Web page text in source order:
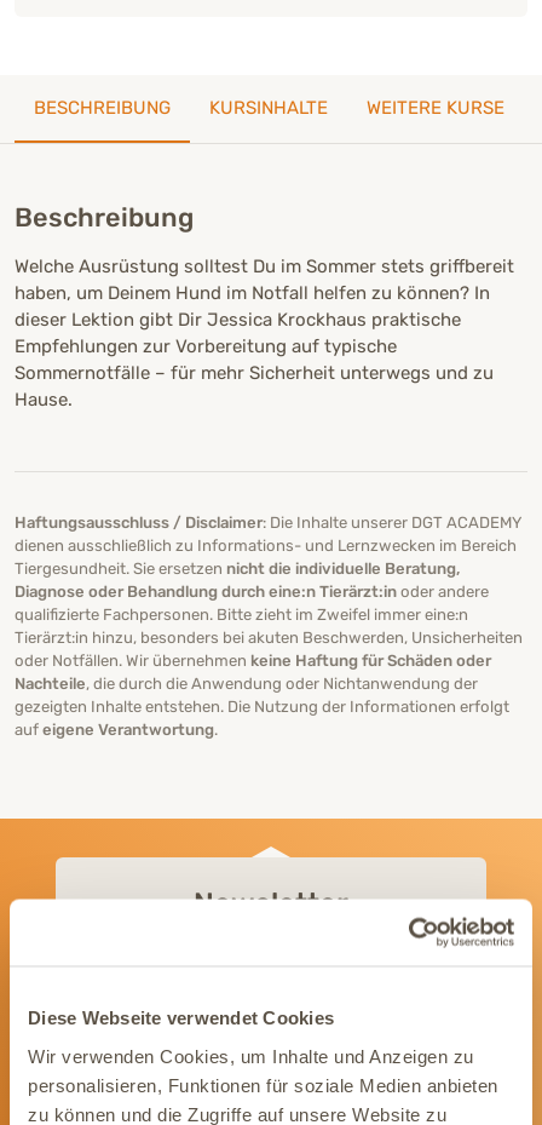
Diese Webseite verwendet Cookies
Wir verwenden Cookies, um Inhalte und Anzeigen zu
personalisieren, Funktionen für soziale Medien anbieten
zu können und die Zugriffe auf unsere Website zu
BESCHREIBUNG KURSINHALTE WEITERE KURSE
Beschreibung
Welche Ausrüstung solltest Du im Sommer stets griffbereit
haben, um Deinem Hund im Notfall helfen zu können? In
dieser Lektion gibt Dir Jessica Krockhaus praktische
Empfehlungen zur Vorbereitung auf typische
Sommernotfälle – für mehr Sicherheit unterwegs und zu
Hause.
Haftungsausschluss / Disclaimer: Die Inhalte unserer DGT ACADEMY
dienen ausschließlich zu Informations- und Lernzwecken im Bereich
Tiergesundheit. Sie ersetzen nicht die individuelle Beratung,
Diagnose oder Behandlung durch eine:n Tierärzt:in oder andere
qualifizierte Fachpersonen. Bitte zieht im Zweifel immer eine:n
Tierärzt:in hinzu, besonders bei akuten Beschwerden, Unsicherheiten
oder Notfällen. Wir übernehmen keine Haftung für Schäden oder
Nachteile, die durch die Anwendung oder Nichtanwendung der
gezeigten Inhalte entstehen. Die Nutzung der Informationen erfolgt
auf eigene Verantwortung.
Newsletter
Wir informieren Dich gerne mit wertvollen Tipps
Newsletter abonnieren